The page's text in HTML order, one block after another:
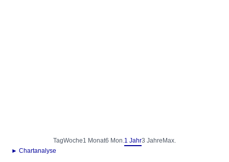
TagWoche1 Monat6 Mon.1 Jahr3 Jahre Max.
► Chartanalyse